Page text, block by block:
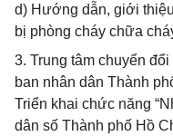
d) Hướng dẫn, giới
bị phòng cháy chữa
3. Trung tâm chuyển
ban nhân dân Thành
Triển khai chức năng
dân số Thành phố Hồ